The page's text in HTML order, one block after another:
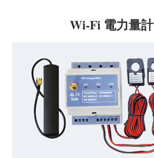
Wi-Fi 電力量計